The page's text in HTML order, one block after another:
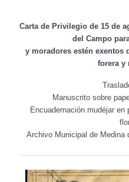
Carta de Privilegio de 15 de
del Campo
y moradores estén exentos
forera y
Manuscrito sobre
Encuadernación mudéjar
Archivo Municipal de Medina